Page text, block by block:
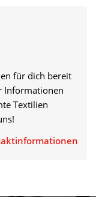
für dich bereit
Informationen
Textilien